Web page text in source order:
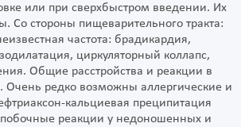
или при сверхбыстром введении. Их
Со стороны пищеварительного тракта:
частота: брадикардия,
циркуляторный коллапс,
Общие расстройства и реакции в
Очень редко возможны аллергические и
кальциевая преципитация
реакции у недоношенных и